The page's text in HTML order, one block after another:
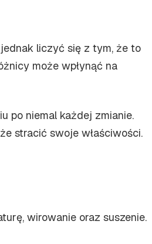
liczyć się z tym, że to
może wpłynąć na
po niemal każdej zmianie.
stracić swoje właściwości.
wirowanie oraz suszenie.